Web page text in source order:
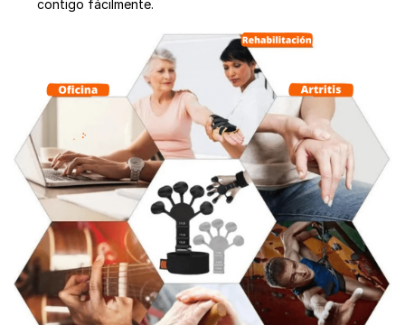
contigo fácilmente.